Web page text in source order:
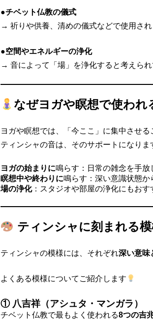
●チベット仏教の儀式
→ 祈りや供養、清めの儀式などで使用され
●空間やエネルギーの浄化
→ 音によって「場」を浄化すると考えられ
なぜヨガや瞑想で使われ
ヨガや瞑想では、「今ここ」に集中させる
ティンシャの音は、そのサポートになりま
ヨガの始まりに鳴らす：日常の雑念を手
瞑想中や終わりに鳴らす：深い意識状態
場の浄化：スタジオや部屋の浄化にもおす
ティンシャに刻まれる
ティンシャの模様には、それぞれ深い意味
よくある模様についてご紹介します
① 八吉祥（アシュタ・マンガラ）
チベット仏教で最もよく使われる8つの吉